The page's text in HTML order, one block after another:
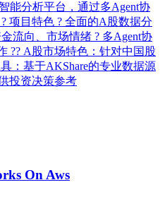
能分析平台，通过多Agent协
项目特色 ? 全面的A股数据分
流向、市场情绪 ? 多Agent协
?? A股市场特色：针对中国股
：基于AKShare的专业数据源
投资决策参考
On Aws